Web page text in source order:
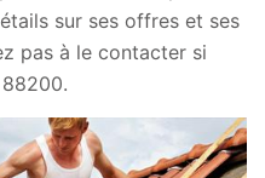
sur ses offres et ses
pas à le contacter si